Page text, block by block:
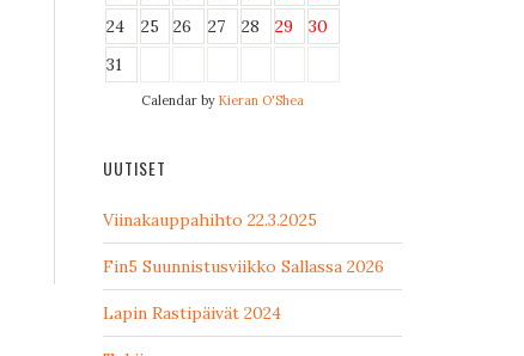
24
25 26 27 28 29
30
31
Calendar by Kieran O'Shea
UUTISET
Viinakauppahihto 22.3.2025
Fin5 Suunnistusviikko Sallassa 2026
Lapin Rastipäivät 2024